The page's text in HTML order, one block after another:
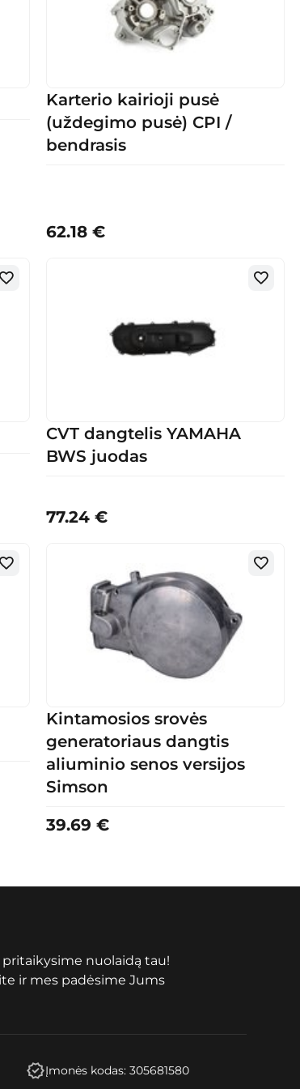
Karterio kairioji pusė
(uždegimo pusė) CPI /
bendrasis
62.18 €
CVT dangtelis YAMAHA
BWS juodas
77.24 €
Kintamosios srovės
generatoriaus dangtis
aliuminio senos versijos
Simson
39.69 €
nuolaidą tau!
ir mes padėsime Jums
Įmonės kodas: 305681580